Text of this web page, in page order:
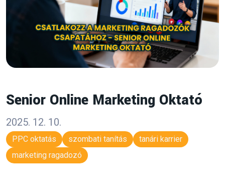
Senior Online Marketing Oktató
2025. 12. 10.
PPC oktatás szombati tanítás
tanári karrier
marketing ragadozó